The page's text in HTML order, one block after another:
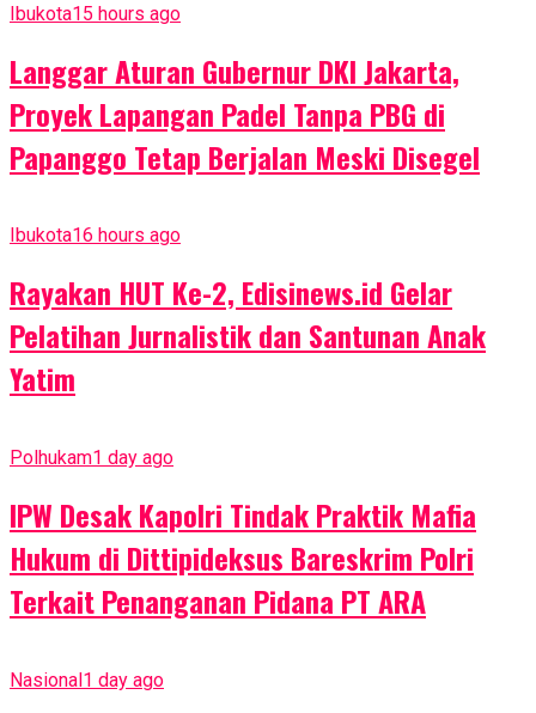
Ibukota15 hours ago
Langgar Aturan Gubernur DKI Jakarta,
Proyek Lapangan Padel Tanpa PBG di
Papanggo Tetap Berjalan Meski Disegel
Ibukota16 hours ago
Rayakan HUT Ke-2, Edisinews.id Gelar
Pelatihan Jurnalistik dan Santunan Anak
Yatim
Polhukam1 day ago
IPW Desak Kapolri Tindak Praktik Mafia
Hukum di Dittipideksus Bareskrim Polri
Terkait Penanganan Pidana PT ARA
Nasional1 day ago